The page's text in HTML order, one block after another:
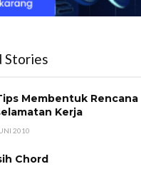
Stories
Membentuk Rencana
Kerja
2010
Chord